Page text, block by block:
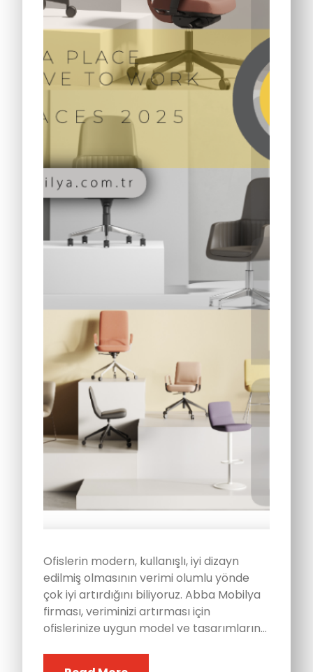
Ofislerin modern, kullanışlı, iyi dizayn
edilmiş olmasının verimi olumlu yönde
çok iyi artırdığını biliyoruz. Abba Mobilya
firması, veriminizi artırması için
ofislerinize uygun model ve tasarımların…